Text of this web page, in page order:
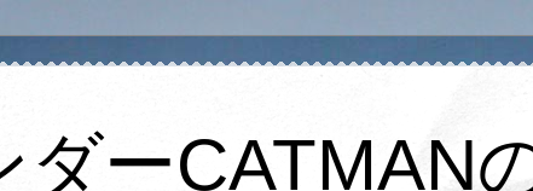
ダーCATMAN